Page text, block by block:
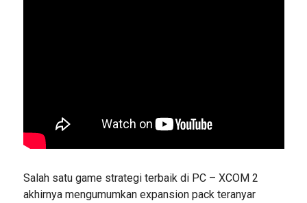
Salah satu game strategi terbaik di PC – XCOM 2
akhirnya mengumumkan expansion pack teranyar